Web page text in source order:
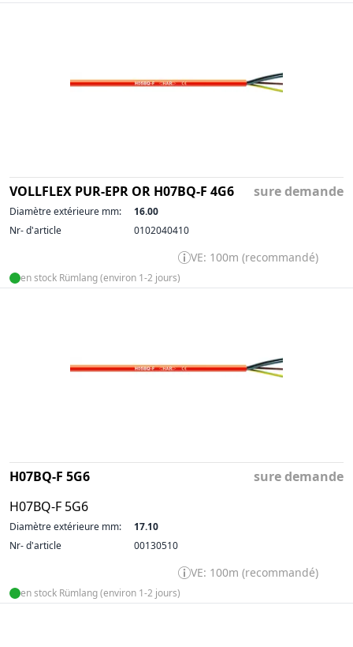
VOLLFLEX PUR-EPR OR H07BQ-F 4G6 sure demande
Diamètre extérieure mm:
16.00
Nr- d'article
0102040410
VE: 100m (recommandé)
en stock Rümlang (environ 1-2 jours)
H07BQ-F 5G6
H07BQ-F 5G6
sure demande
Diamètre extérieure mm:
17.10
Nr- d'article
00130510
VE: 100m (recommandé)
en stock Rümlang (environ 1-2 jours)